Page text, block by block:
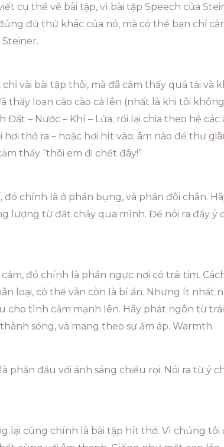
cụ thể về bài tập, vì bài tập Speech của
đủ thứ khác của nó, mà có thể bạn chỉ
vài bài tập thôi, mà đã cảm thấy quá tải và
thấy loạn cào cào cả lên (nhất là khi tôi
– Nước – Khí – Lửa; rồi lại chia theo hệ các
thở ra – hoặc hơi hít vào; âm nào để thư
thấy “thôi em đi chết đây!”
chính là ở phần bụng, và phần đôi chân.
lượng từ đất chảy qua mình. Để nói ra đầy ý
đó chính là phần ngực nơi có trái tim.
loại, có thể vẫn còn là bí ẩn. Nhưng ít nhất
tình cảm mạnh lên. Hãy phát ngôn từ trái
sóng, và mang theo sự ấm áp. Warmth
đầu với ánh sáng chiếu rọi. Nói ra từ ý
lại cũng chính là bài tập hít thở. Vì chúng